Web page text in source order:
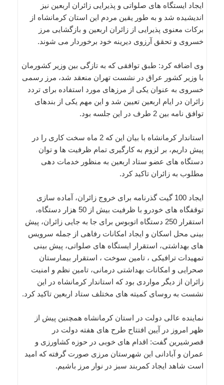
ایجاد ایستگاه های صلواتی و پذیرایی زائران اربعین نیز
اندیشیده شد و به طور یقین مردم این استان کرمانشاه از
برکات معنوی پذیرایی از زائران اربعین و بازگشایی مرز
خسروی و تحقق آرزوی دیرینه خود برخوردار می شوند.
وی اضافه کرد: طبق توافقی که به تازگی بین وزیر کشورمان
با وزیر کشور عراق در نشست تهران منعقد شد، مرز رسمی
خسروی به عنوان یکی از مرزهای مورد استفاده برای تردد
زائران در ایام اربعین تعیین شد و این مهم یکی از بندهای
توافق نامه بین 2 طرف در این جلسه بود.
استاندار کرمانشاه با بیان این که 2 ماه سخت کاری را در
پیش داریم، بر لزوم به کارگیری تمام ظرفیت ها و توان
دستگاه های عضو ستاد اربعین به منظور خدمات دهی
مطلوب به زائران تاکید کرد.
ایجاد 100 گیت گذرنامه برای خروج زائران، آماده سازی
توقفگاه های خودرو با ظرفیت بیش از 50 هزار دستگاه،
استقرار 250 دستگاه اتوبوس برای جا به جایی زائران، پیش
بینی محل اسکان و ایجاد امکانات رفاهی از جمله سرویس
های بهداشتی، استقرار ایستگاه های صلواتی، پیش بینی
تمهیدات ترافیکی ، تامین سوخت ، استقرار بیمارستان
صحرایی و امکانات بهداشتی درمانی، تامین نظم و امنیت
زائران از دیگر مواردی بود که استاندار کرمانشاه در این
نشست به روسای کمیته های مختلف ستاد اربعین تاکید کرد.
نماینده عالی دولت در استان کرمانشاه همچنین پیش از
ظهر امروز در آیین افتتاح طرح های هفته دولت در
قصرشیرین گفت: اقدام های خوبی در حوزه کشاورزی و
عمران و آبادانی این شهرستان مرزی صورت گرفته که امید
است شاهد ایجاد کمربند سبز در نوار مرز باشیم.